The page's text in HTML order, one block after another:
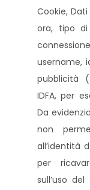
Cookie,
ora, tipo
username,
pubblicità
IDFA, per
Da
non
all’identità
per
sull’uso